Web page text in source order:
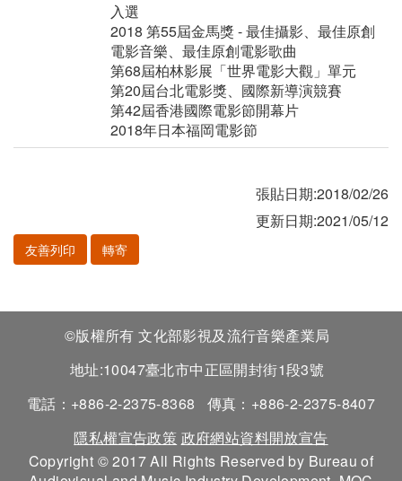
入選
2018 第55屆金馬獎 - 最佳攝影、最佳原創
電影音樂、最佳原創電影歌曲
第68屆柏林影展「世界電影大觀」單元
第20屆台北電影獎、國際新導演競賽
第42屆香港國際電影節開幕片
2018年日本福岡電影節
張貼日期:2018/02/26
更新日期:2021/05/12
友善列印 轉寄
©版權所有 文化部影視及流行音樂產業局
地址:10047臺北市中正區開封街1段3號
電話：+886-2-2375-8368
傳真：+886-2-2375-8407
隱私權宣告政策 政府網站資料開放宣告
Copyright © 2017 All Rights Reserved by Bureau of